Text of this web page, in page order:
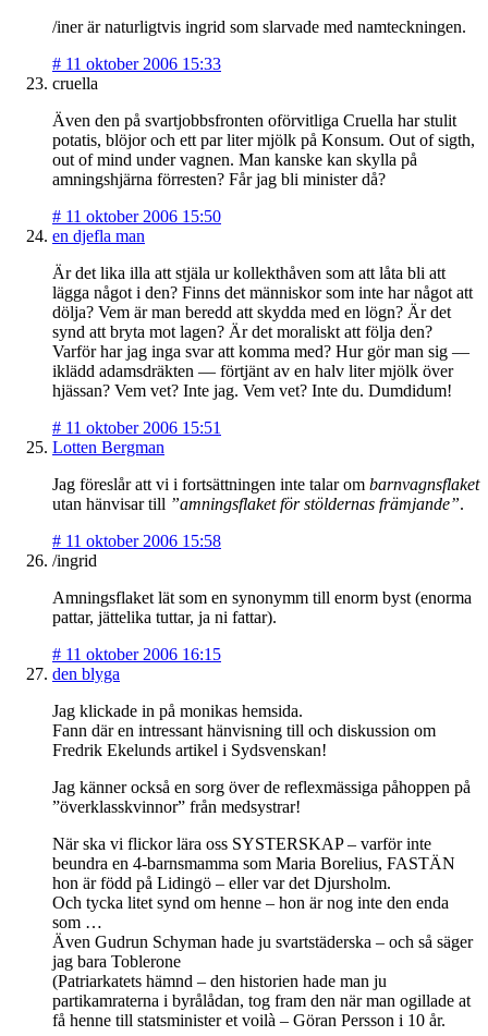
/iner är naturligtvis ingrid som slarvade med namteckningen.
# 11 oktober 2006 15:33
cruella
Även den på svartjobbsfronten oförvitliga Cruella har stulit
potatis, blöjor och ett par liter mjölk på Konsum. Out of sigth,
out of mind under vagnen. Man kanske kan skylla på
amningshjärna förresten? Får jag bli minister då?
# 11 oktober 2006 15:50
en djefla man
Är det lika illa att stjäla ur kollekthåven som att låta bli att
lägga något i den? Finns det människor som inte har något att
dölja? Vem är man beredd att skydda med en lögn? Är det
synd att bryta mot lagen? Är det moraliskt att följa den?
Varför har jag inga svar att komma med? Hur gör man sig —
iklädd adamsdräkten — förtjänt av en halv liter mjölk över
hjässan? Vem vet? Inte jag. Vem vet? Inte du. Dumdidum!
# 11 oktober 2006 15:51
Lotten Bergman
Jag föreslår att vi i fortsättningen inte talar om barnvagnsflaket
utan hänvisar till ”amningsflaket för stöldernas främjande”.
# 11 oktober 2006 15:58
/ingrid
Amningsflaket lät som en synonymm till enorm byst (enorma
pattar, jättelika tuttar, ja ni fattar).
# 11 oktober 2006 16:15
den blyga
Jag klickade in på monikas hemsida.
Fann där en intressant hänvisning till och diskussion om
Fredrik Ekelunds artikel i Sydsvenskan!
Jag känner också en sorg över de reflexmässiga påhoppen på
”överklasskvinnor” från medsystrar!
När ska vi flickor lära oss SYSTERSKAP – varför inte
beundra en 4-barnsmamma som Maria Borelius, FASTÄN
hon är född på Lidingö – eller var det Djursholm.
Och tycka litet synd om henne – hon är nog inte den enda
som …
Även Gudrun Schyman hade ju svartstäderska – och så säger
jag bara Toblerone
(Patriarkatets hämnd – den historien hade man ju
partikamraterna i byrålådan, tog fram den när man ogillade at
få henne till statsminister et voilà – Göran Persson i 10 år.